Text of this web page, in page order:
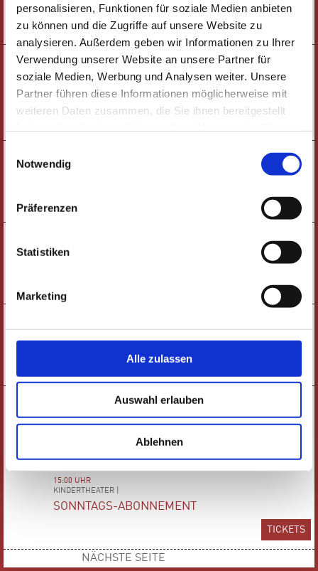
personalisieren, Funktionen für soziale Medien anbieten
zu können und die Zugriffe auf unsere Website zu
analysieren. Außerdem geben wir Informationen zu Ihrer
Verwendung unserer Website an unsere Partner für
soziale Medien, Werbung und Analysen weiter. Unsere
Partner führen diese Informationen möglicherweise mit
weiteren Daten zusammen, die Sie ihnen bereitgestellt
Datenschutzhinweise
Notwendig
Präferenzen
Statistiken
Marketing
Alle zulassen
Auswahl erlauben
Ablehnen
DONNERSTAG
17.09.
19:30 UHR
JAZZ-FABRIK |
MATTHIAS VOGT FEAT. MAURA & SPECIAL
GUEST: JOO KRAUS
19.09.
LESUNG |
TICKETS
24.09.
VERURTEILT - DER GERICHTSPODCAST
TICKETS
ERDEM PANCARCI: MYTHOS OF ÂŞIK
27.09.
PETTERSSON & FINDUS
15:00 UHR
KINDERTHEATER |
SONNTAGS-ABONNEMENT
TICKETS
NÄCHSTE SEITE